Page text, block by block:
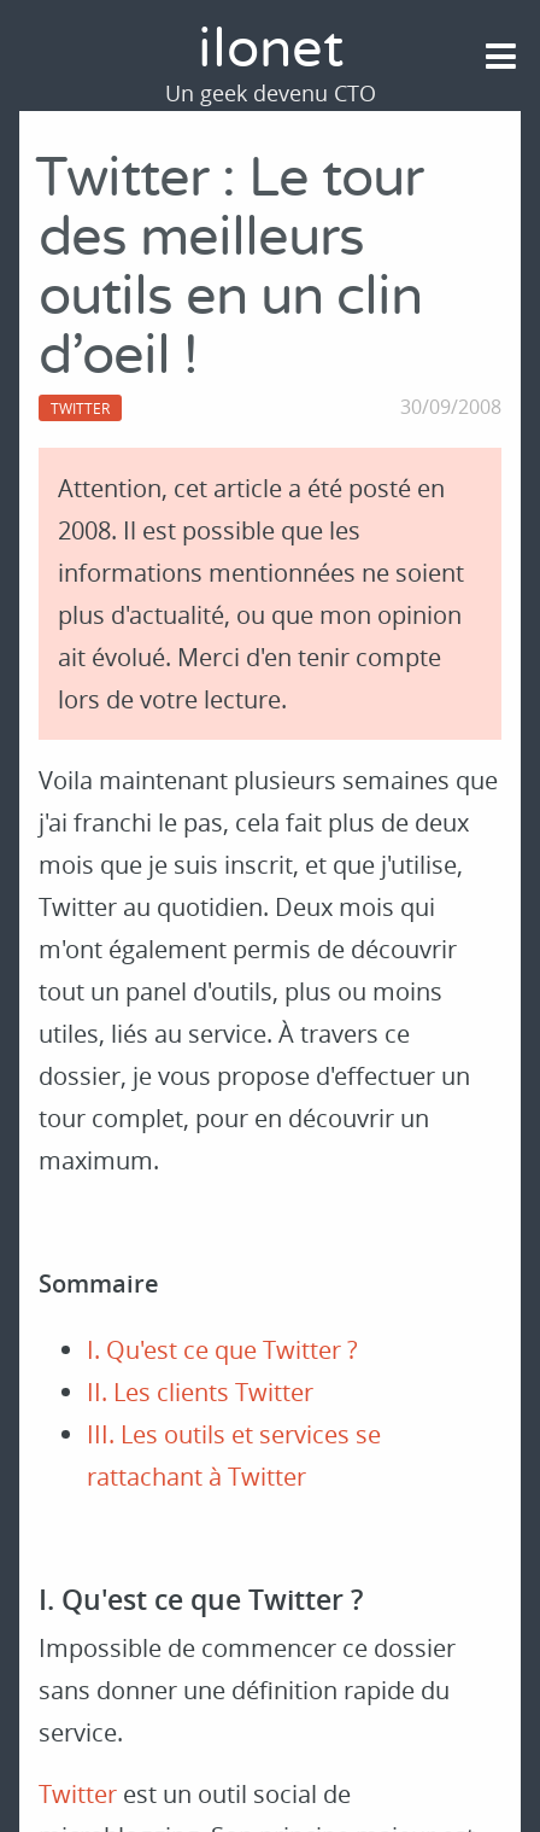
Twitter : Le tour
des meilleurs
outils en un clin
d'oeil !
TWITTER 30/09/2008
Attention, cet article a été posté en
2008. Il est possible que les
informations mentionnées ne soient
plus d'actualité, ou que mon opinion
ait évolué. Merci d'en tenir compte
lors de votre lecture.
Voila maintenant plusieurs semaines que
j'ai franchi le pas, cela fait plus de deux
mois que je suis inscrit, et que j'utilise,
Twitter au quotidien. Deux mois qui
m'ont également permis de découvrir
tout un panel d'outils, plus ou moins
utiles, liés au service. À travers ce
dossier, je vous propose d'effectuer un
tour complet, pour en découvrir un
maximum.
Sommaire
I. Qu'est ce que Twitter ?
II. Les clients Twitter
III. Les outils et services se
rattachant à Twitter
I. Qu'est ce que Twitter ?
Impossible de commencer ce dossier
sans donner une définition rapide du
service.
Twitter est un outil social de
ilonet
Un geek devenu CTO